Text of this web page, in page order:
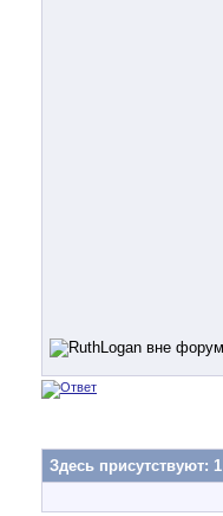
Здесь присутствуют: 1